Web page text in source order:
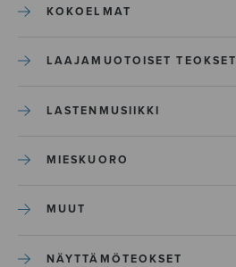
KOKOELMAT
LAAJAMUOTOISET TEOKSET
LASTENMUSIIKKI
MIESKUORO
MUUT
NÄYTTÄMÖTEOKSET